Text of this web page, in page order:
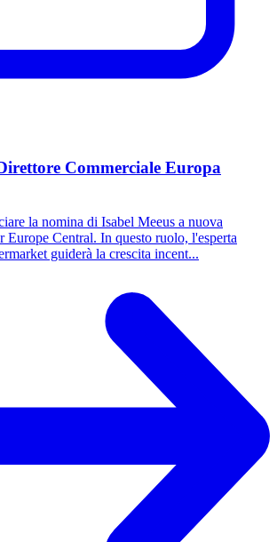
Commerciale Europa
la nomina di Isabel Meeus a nuova
Europe Central. In questo ruolo, l'esperta
guiderà la crescita incent...